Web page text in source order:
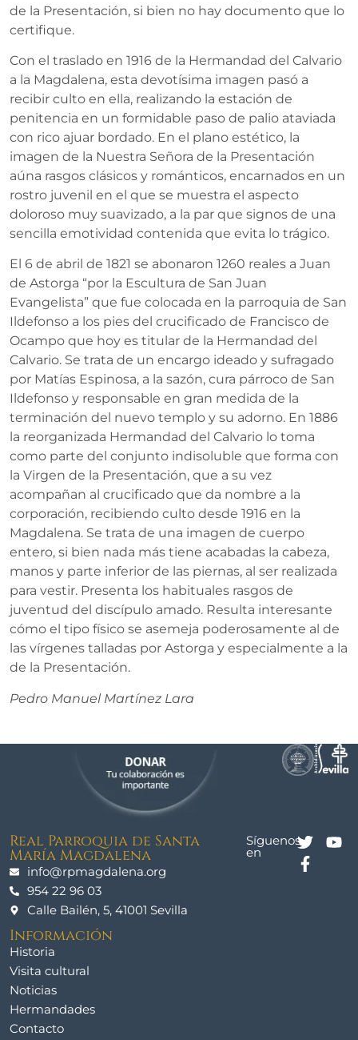
de la Presentación, si bien no hay documento que lo
certifique.
Con el traslado en 1916 de la Hermandad del Calvario
a la Magdalena, esta devotísima imagen pasó a
recibir culto en ella, realizando la estación de
penitencia en un formidable paso de palio ataviada
con rico ajuar bordado. En el plano estético, la
imagen de la Nuestra Señora de la Presentación
aúna rasgos clásicos y románticos, encarnados en un
rostro juvenil en el que se muestra el aspecto
doloroso muy suavizado, a la par que signos de una
sencilla emotividad contenida que evita lo trágico.
El 6 de abril de 1821 se abonaron 1260 reales a Juan
de Astorga “por la Escultura de San Juan
Evangelista” que fue colocada en la parroquia de San
Ildefonso a los pies del crucificado de Francisco de
Ocampo que hoy es titular de la Hermandad del
Calvario. Se trata de un encargo ideado y sufragado
por Matías Espinosa, a la sazón, cura párroco de San
Ildefonso y responsable en gran medida de la
terminación del nuevo templo y su adorno. En 1886
la reorganizada Hermandad del Calvario lo toma
como parte del conjunto indisoluble que forma con
la Virgen de la Presentación, que a su vez
acompañan al crucificado que da nombre a la
corporación, recibiendo culto desde 1916 en la
Magdalena. Se trata de una imagen de cuerpo
entero, si bien nada más tiene acabadas la cabeza,
manos y parte inferior de las piernas, al ser realizada
para vestir. Presenta los habituales rasgos de
juventud del discípulo amado. Resulta interesante
cómo el tipo físico se asemeja poderosamente al de
las vírgenes talladas por Astorga y especialmente a la
de la Presentación.
Pedro Manuel Martínez Lara
Real Parroquia de Santa
María Magdalena
info@rpmagdalena.org
954 22 96 03
Calle Bailén, 5, 41001 Sevilla
Síguenos
en
Información
Historia
Visita cultural
Noticias
Hermandades
Contacto